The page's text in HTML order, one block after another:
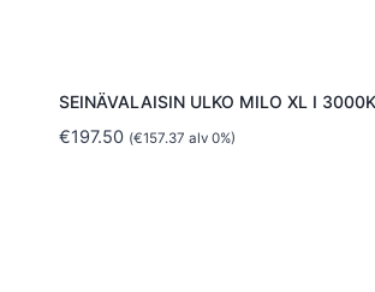
SEINÄVALAISIN ULKO MILO XL I
€197.50 (€157.37 alv 0%)